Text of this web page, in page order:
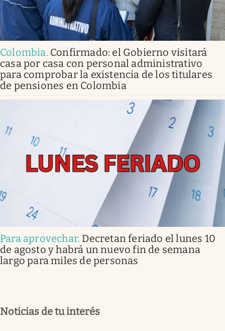
Colombia. Confirmado: el Gobierno visitará
casa por casa con personal administrativo
para comprobar la existencia de los titulares
de pensiones en Colombia
Para aprovechar. Decretan feriado el lunes 10
de agosto y habrá un nuevo fin de semana
largo para miles de personas
Noticias de tu interés